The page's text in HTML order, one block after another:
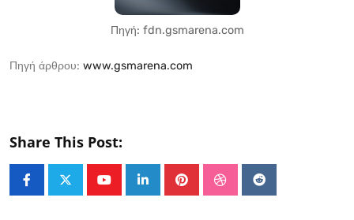
Πηγή: fdn.gsmarena.com
Πηγή άρθρου: www.gsmarena.com
Share This Post:
LinkedInPinterestStumbleUpon
Reddit